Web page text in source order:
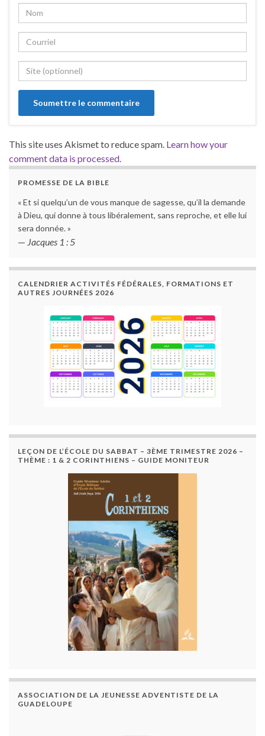
This site uses Akismet to reduce spam. Learn how your
comment data is processed.
PROMESSE DE LA BIBLE
« Et si quelqu’un de vous manque de sagesse, qu’il la demande
à Dieu, qui donne à tous libéralement, sans reproche, et elle lui
sera donnée. »
— Jacques 1 : 5
CALENDRIER ACTIVITÉS FÉDÉRALES, FORMATIONS ET
AUTRES JOURNÉES 2026
LEÇON DE L’ÉCOLE DU SABBAT – 3ÈME TRIMESTRE 2026 –
THÈME : 1 & 2 CORINTHIENS – GUIDE MONITEUR
ASSOCIATION DE LA JEUNESSE ADVENTISTE DE LA
GUADELOUPE